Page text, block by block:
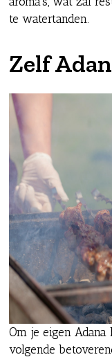
te watertanden.
Zelf
Om je eigen
volgende